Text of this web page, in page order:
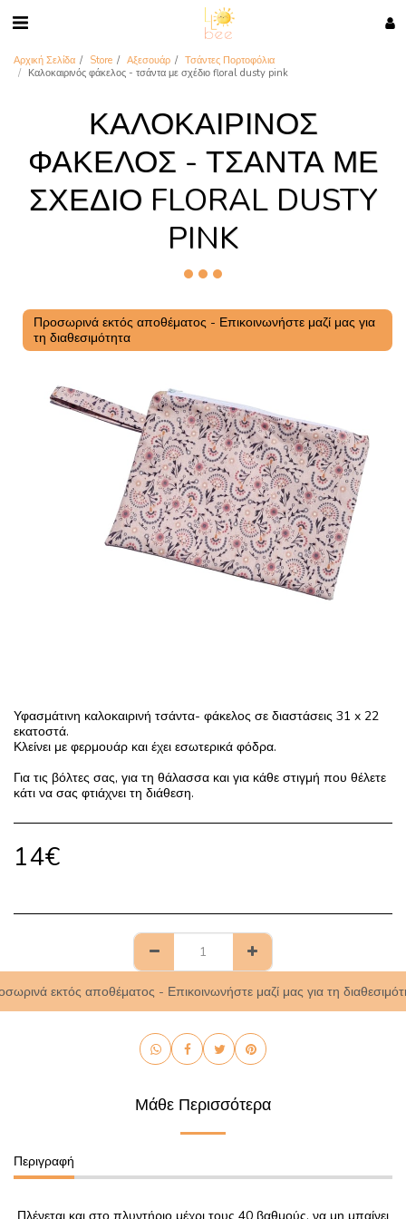
Αρχική Σελίδα Store Αξεσουάρ
Τσάντες Πορτοφόλια
Καλοκαιρινός φάκελος - τσάντα με σχέδιο floral dusty pink
ΚΑΛΟΚΑΙΡΙΝΌΣ
ΦΆΚΕΛΟΣ - ΤΣΆΝΤΑ ΜΕ
ΣΧΈΔΙΟ FLORAL DUSTY
PINK
Προσωρινά εκτός αποθέματος - Επικοινωνήστε μαζί μας για
τη διαθεσιμότητα
Υφασμάτινη καλοκαιρινή τσάντα- φάκελος σε διαστάσεις 31 x 22
εκατοστά.
Κλείνει με φερμουάρ και έχει εσωτερικά φόδρα.
Για τις βόλτες σας, για τη θάλασσα και για κάθε στιγμή που θέλετε
κάτι να σας φτιάχνει τη διάθεση.
14€
εκτός αποθέματος - Επικοινωνήστε μαζί μας για τη
Μάθε Περισσότερα
Περιγραφή